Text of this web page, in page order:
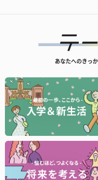
あなたへのきっ